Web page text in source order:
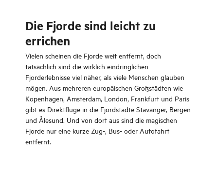
Die Fjorde sind leicht zu
errichen
Vielen scheinen die Fjorde weit entfernt, doch
tatsächlich sind die wirklich eindringlichen
Fjorderlebnisse viel näher, als viele Menschen glauben
mögen. Aus mehreren europäischen Großstädten wie
Kopenhagen, Amsterdam, London, Frankfurt und Paris
gibt es Direktflüge in die Fjordstädte Stavanger, Bergen
und Ålesund. Und von dort aus sind die magischen
Fjorde nur eine kurze Zug-, Bus- oder Autofahrt
entfernt.